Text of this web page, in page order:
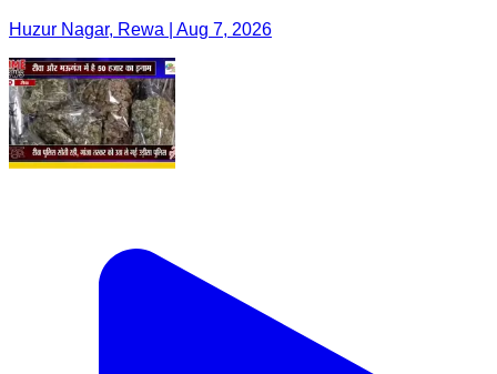
Huzur Nagar, Rewa | Aug 7, 2026